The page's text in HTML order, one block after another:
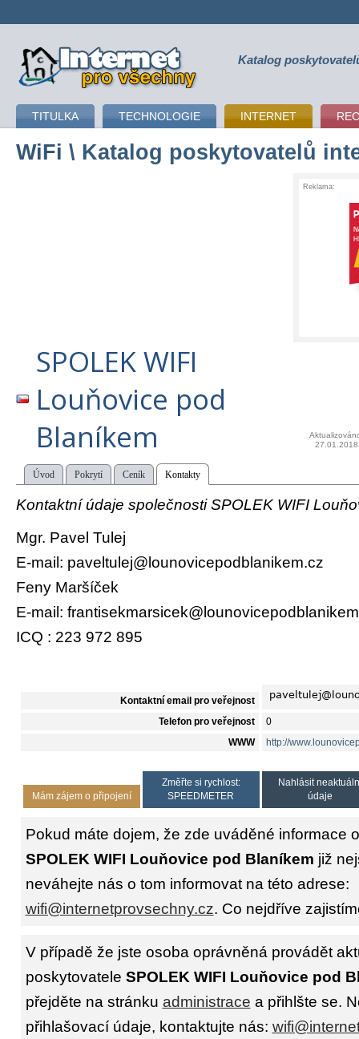
připojení k internetu Katalog
TITULKA TECHNOLOGIE INTERNET
WiFi \ Katalog poskytovatelů
Reklama:
SPOLEK WIFI
Louňovice pod
Blaníkem
27.01.2018
Úvod Pokrytí Ceník Kontakty
Kontaktní údaje společnosti SPOLEK WIFI
Mgr. Pavel Tulej
E-mail: paveltulej@lounovicepodblanikem.cz
Feny Maršíček
E-mail:
ICQ : 223 972 895
Kontaktní email pro veřejnost
Telefon pro veřejnost 0
WWW http://
Mám zájem o připojení
Změřte si rychlost:
SPEEDMETER
Nahlásit
údaje
Pokud máte dojem, že zde uváděné informace
SPOLEK WIFI Louňovice pod Blaníkem již
neváhejte nás o tom informovat na této adrese:
wifi@internetprovsechny.cz. Co nejdříve
V případě že jste osoba oprávněná provádět
poskytovatele SPOLEK WIFI Louňovice pod
přejděte na stránku administrace a přihlšte se.
přihlašovací údaje, kontaktujte nás: